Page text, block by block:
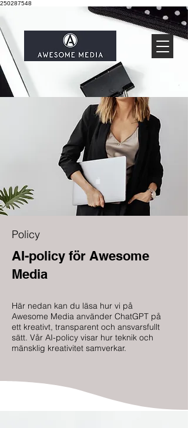
250287548
Policy
AI-policy för Awesome
Media
Här nedan kan du läsa hur vi på
Awesome Media använder ChatGPT på
ett kreativt, transparent och ansvarsfullt
sätt. Vår AI-policy visar hur teknik och
mänsklig kreativitet samverkar.